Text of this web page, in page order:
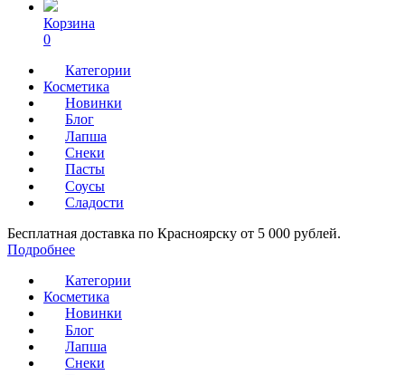
Корзина
0
Категории
Косметика
Новинки
Блог
Лапша
Снеки
Пасты
Соусы
Сладости
Бесплатная доставка по Красноярску от 5 000 рублей.
Подробнее
Категории
Косметика
Новинки
Блог
Лапша
Снеки